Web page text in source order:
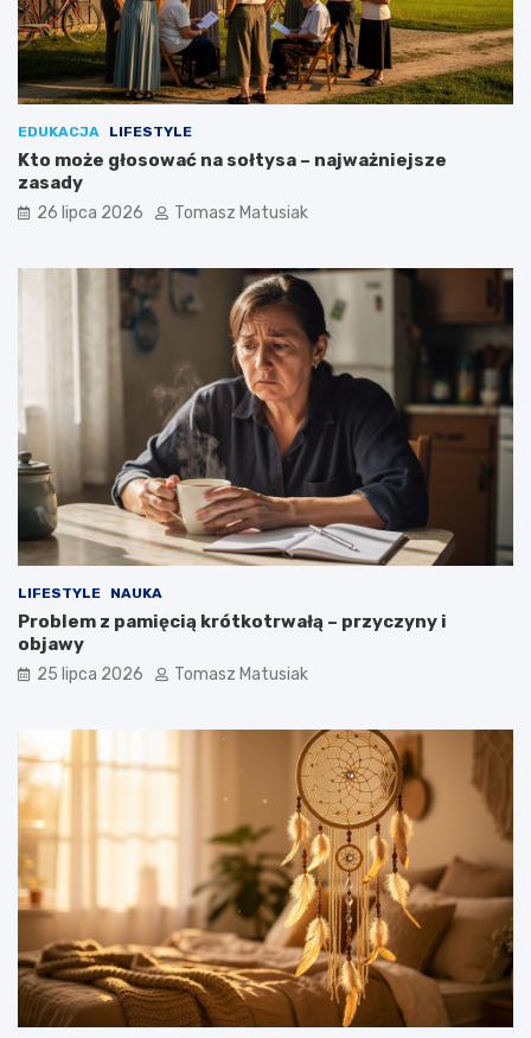
?
EDUKACJA LIFESTYLE
Kto może głosować na sołtysa – najważniejsze
zasady
26 lipca 2026 Tomasz Matusiak
LIFESTYLE NAUKA
Problem z pamięcią krótkotrwałą – przyczyny i
objawy
25 lipca 2026 Tomasz Matusiak